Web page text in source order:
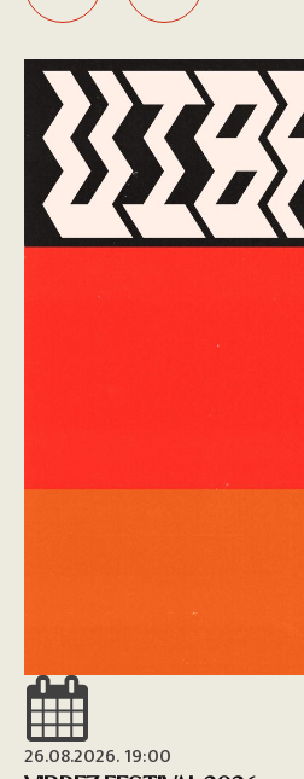
26.08.2026. 19:00